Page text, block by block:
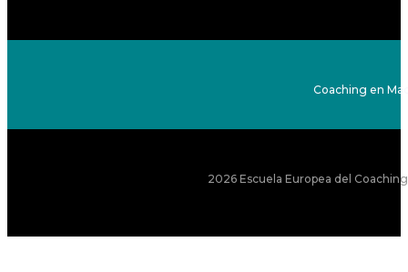
Coaching en
2026 Escuela Europea del Coaching